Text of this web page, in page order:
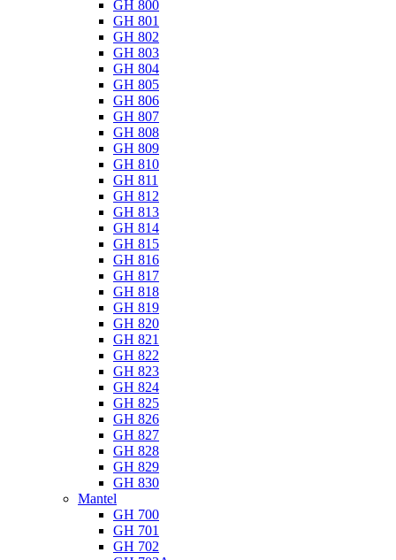
GH 800
GH 801
GH 802
GH 803
GH 804
GH 805
GH 806
GH 807
GH 808
GH 809
GH 810
GH 811
GH 812
GH 813
GH 814
GH 815
GH 816
GH 817
GH 818
GH 819
GH 820
GH 821
GH 822
GH 823
GH 824
GH 825
GH 826
GH 827
GH 828
GH 829
GH 830
Mantel
GH 700
GH 701
GH 702